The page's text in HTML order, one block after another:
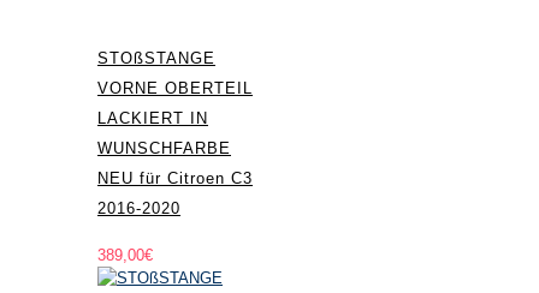
STOßSTANGE
VORNE OBERTEIL
LACKIERT IN
WUNSCHFARBE
NEU für Citroen C3
2016-2020
389,00€